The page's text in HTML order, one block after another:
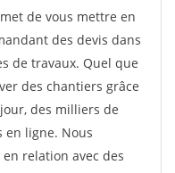
de vous mettre en
des devis dans
de travaux. Quel que
des chantiers grâce
des milliers de
en ligne. Nous
relation avec des